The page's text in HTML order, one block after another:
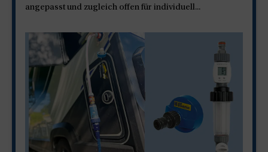
angepasst und zugleich offen für individuell...